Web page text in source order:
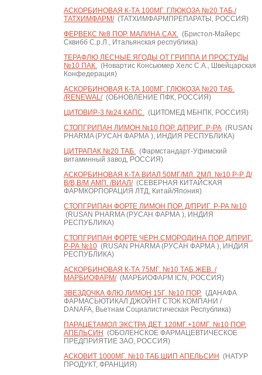
АСКОРБИНОВАЯ К-ТА 100МГ. ГЛЮКОЗА №20 ТАБ./
ТАТХИМФАРМ/(ТАТХИМФАРМПРЕПАРАТЫ, РОССИЯ)
ФЕРВЕКС №8 ПОР. МАЛИНА САХ.(Бристол-Майерс
Сквибб С.р.Л., Итальянская республика)
ТЕРАФЛЮ ЛЕСНЫЕ ЯГОДЫ ОТ ГРИППА И ПРОСТУДЫ
№10 ПАК.(Новартис Консьюмер Хелс С.А., Швейцарская
Конфедерация)
АСКОРБИНОВАЯ К-ТА 100МГ. ГЛЮКОЗА №20 ТАБ.
/RENEWAL/(ОБНОВЛЕНИЕ ПФК, РОССИЯ)
ЦИТОВИР-3 №24 КАПС.(ЦИТОМЕД МБНПК, РОССИЯ)
СТОПГРИПАН ЛИМОН №10 ПОР. Д/ПРИГ. Р-РА(RUSAN
PHARMA (РУСАН ФАРМА ), ИНДИЯ РЕСПУБЛИКА)
ЦИТРАПАК №20 ТАБ.(Фармстандарт-Уфимский
витаминный завод, РОССИЯ)
АСКОРБИНОВАЯ К-ТА ВИАЛ 50МГ/МЛ. 2МЛ. №10 Р-Р Д/
В/В,В/М АМП. /ВИАЛ/(СЕВЕРНАЯ КИТАЙСКАЯ
ФАРМКОРПОРАЦИЯ ЛТД, Китай/Япония)
СТОПГРИПАН ФОРТЕ ЛИМОН ПОР. Д/ПРИГ. Р-РА №10
(RUSAN PHARMA (РУСАН ФАРМА ), ИНДИЯ
РЕСПУБЛИКА)
СТОПГРИПАН ФОРТЕ ЧЕРН.СМОРОДИНА ПОР. Д/ПРИГ.
Р-РА №10(RUSAN PHARMA (РУСАН ФАРМА ), ИНДИЯ
РЕСПУБЛИКА)
АСКОРБИНОВАЯ К-ТА 75МГ. №10 ТАБ.ЖЕВ. /
МАРБИОФАРМ/(МАРБИОФАРМ ICN, РОССИЯ)
ЗВЕЗДОЧКА ФЛЮ ЛИМОН 15Г. №10 ПОР.(ДАНАФА
ФАРМАСЬЮТИКАЛ ДЖОЙНТ СТОК КОМПАНИ /
DANAFA, Вьетнам Социалистическая Республика)
ПАРАЦЕТАМОЛ ЭКСТРА ДЕТ. 120МГ.+10МГ. №10 ПОР.
АПЕЛЬСИН (ОБОЛЕНСКОЕ ФАРМАЦЕВТИЧЕСКОЕ
ПРЕДПРИЯТИЕ ЗАО, РОССИЯ)
АСКОВИТ 1000МГ. №10 ТАБ.ШИП АПЕЛЬСИН (НАТУР
ПРОДУКТ, ФРАНЦИЯ)